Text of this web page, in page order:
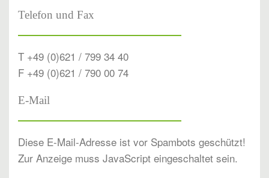
Telefon und Fax
T +49 (0)621 / 799 34 40
F +49 (0)621 / 790 00 74
E-Mail
Diese E-Mail-Adresse ist vor Spambots geschützt!
Zur Anzeige muss JavaScript eingeschaltet sein.